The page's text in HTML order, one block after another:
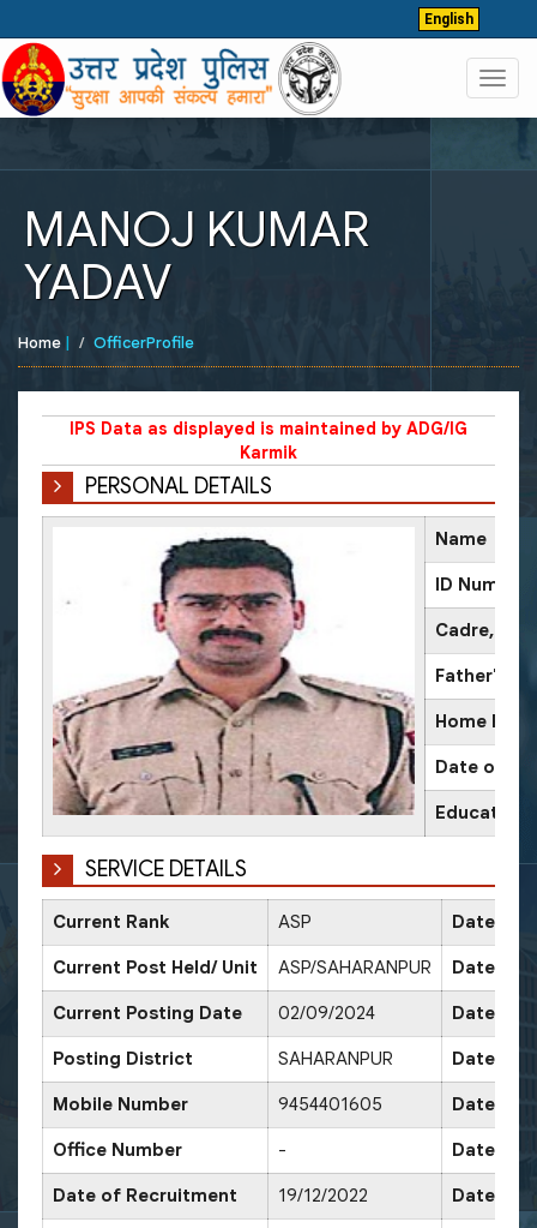
English
MANOJ KUMAR
YADAV
Home | OfficerProfile
IPS Data as displayed is maintained by ADG/IG
Karmik
PERSONAL DETAILS
Name
ID Number
Cadre, IPS
Father's
Home
Date of
SERVICE DETAILS
Current Rank ASP Date of
Current Post Held/ Unit ASP/SAHARANPUR Date of
Current Posting Date 02/09/2024 Date of
Posting District SAHARANPUR Date of
Mobile Number 9454401605 Date of
Office Number - Date of
Date of Recruitment 19/12/2022 Date of